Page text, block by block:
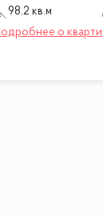
98.2 кв.м